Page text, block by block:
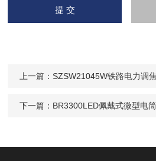
上一篇： SZSW21045W铁路电力调焦聚
下一篇： BR3300LED佩戴式微型电